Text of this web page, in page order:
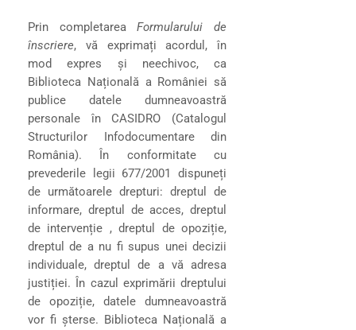
Prin completareaFormularului de
înscriere, vă exprimați acordul, în
mod expres și neechivoc, ca
Biblioteca Națională a României să
publice datele dumneavoastră
personale în CASIDRO (Catalogul
Structurilor Infodocumentare din
România). În conformitate cu
prevederile legii 677/2001 dispuneți
de următoarele drepturi: dreptul de
informare, dreptul de acces, dreptul
de intervenție , dreptul de opoziție,
dreptul de a nu fi supus unei decizii
individuale, dreptul de a vă adresa
justiției. În cazul exprimării dreptului
de opoziție, datele dumneavoastră
vor fi șterse. Biblioteca Națională a